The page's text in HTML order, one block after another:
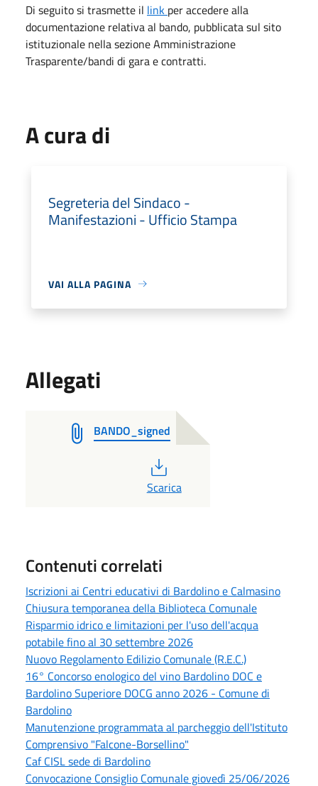
Di seguito si trasmette il link per accedere alla
documentazione relativa al bando, pubblicata sul sito
istituzionale nella sezione Amministrazione
Trasparente/bandi di gara e contratti.
A cura di
Segreteria del Sindaco -
Manifestazioni - Ufficio Stampa
VAI ALLA PAGINA
Allegati
BANDO_signed
PDF
Scarica
Contenuti correlati
Iscrizioni ai Centri educativi di Bardolino e Calmasino
Chiusura temporanea della Biblioteca Comunale
Risparmio idrico e limitazioni per l'uso dell'acqua
potabile fino al 30 settembre 2026
Nuovo Regolamento Edilizio Comunale (R.E.C.)
16° Concorso enologico del vino Bardolino DOC e
Bardolino Superiore DOCG anno 2026 - Comune di
Bardolino
Manutenzione programmata al parcheggio dell'Istituto
Comprensivo "Falcone-Borsellino"
Caf CISL sede di Bardolino
Convocazione Consiglio Comunale giovedì 25/06/2026